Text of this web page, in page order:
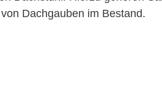
Dachgauben im Bestand.